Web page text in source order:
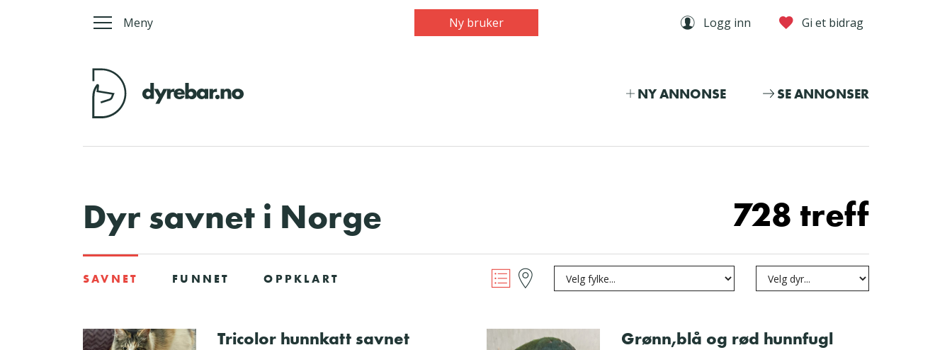
Meny Ny bruker Logg inn Gi et bidrag
NY ANNONSE SE ANNONSER
Dyr savnet i Norge 728 treff
SAVNET FUNNET OPPKLART
Tricolor hunnkatt savnet
Grønn,blå og rød hunnfugl